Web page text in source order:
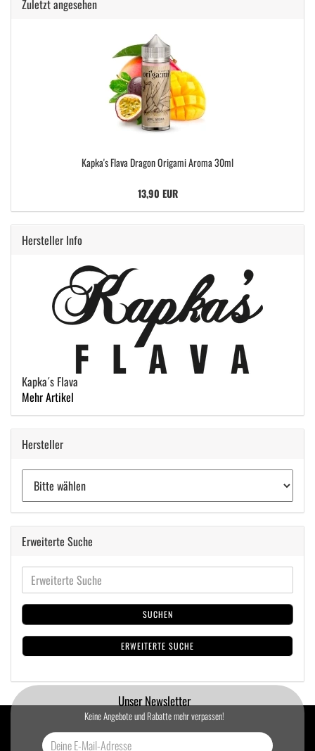
Zuletzt angesehen
Kapka's Flava Dragon Origami Aroma 30ml
13,90 EUR
Hersteller Info
Kapka´s Flava
Mehr Artikel
Hersteller
Erweiterte Suche
SUCHEN
ERWEITERTE SUCHE
Unser Newsletter
Keine Angebote und Rabatte mehr verpassen!